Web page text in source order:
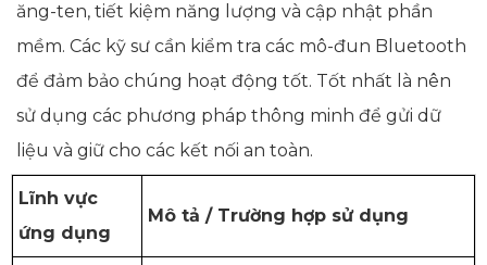
ăng-ten, tiết kiệm năng lượng và cập nhật phần
mềm. Các kỹ sư cần kiểm tra các mô-đun Bluetooth
để đảm bảo chúng hoạt động tốt. Tốt nhất là nên
sử dụng các phương pháp thông minh để gửi dữ
liệu và giữ cho các kết nối an toàn.
Lĩnh vực
ứng dụng
Mô tả / Trường hợp sử dụng